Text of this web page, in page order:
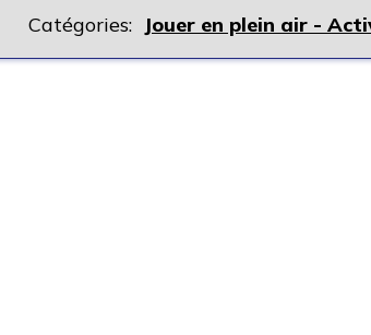
Catégories: Jouer en plein air -